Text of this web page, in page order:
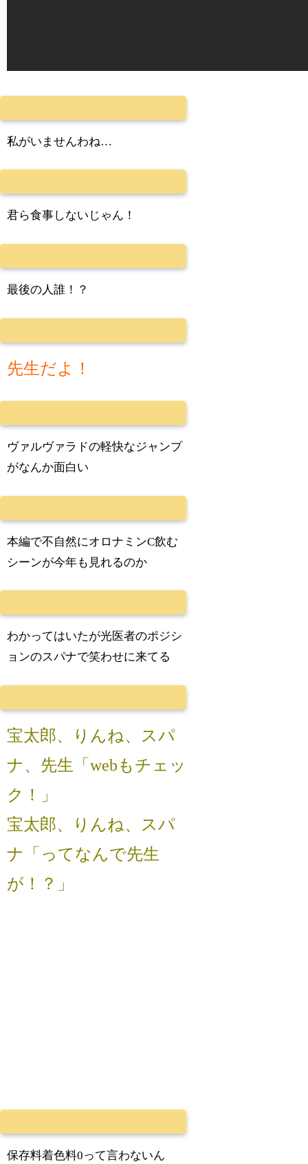
私がいませんわね…
君ら食事しないじゃん！
最後の人誰！？
先生だよ！
ヴァルヴァラドの軽快なジャンプ
がなんか面白い
本編で不自然にオロナミンC飲む
シーンが今年も見れるのか
わかってはいたが光医者のポジシ
ョンのスパナで笑わせに来てる
宝太郎、りんね、スパ
ナ、先生「webもチェッ
ク！」
宝太郎、りんね、スパ
ナ「ってなんで先生
が！？」
保存料着色料0って言わないん